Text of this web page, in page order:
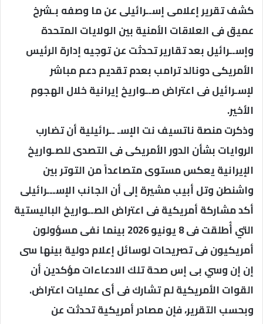
كشف تقرير إعلامى إســرائيلى عن ما وصفه بـشرخ
عميق فى العلاقات الأمنية بين الولايات المتحدة
وإســرائيل بعد تقارير تحدثت عن توجيه إدارة الرئيس
الأمريكى دونالد ترامب بعدم تقديم دعم مباشر
لإسـرائيل فى اعتراض صــواريخ إيرانية خلال الهجوم
الأخير.
وذكرت منصة ناتسيف نت الإسـ ــرائيلية أن تضارب
الروايات بشأن الدور الأمريكى فى التصدى للصـواريخ
الإيرانية يعكس مستوى متصاعداً من التوتر بين
واشنطن وتل أبيب مشيرة إلى أن الجانب الإســـرائيلى
أكد مشاركة أمريكية فى اعتراض الصــواريخ الباليستية
التي أُطلقت فى 8 يونيو 2026 بينما نفى مسؤولون
أمريكيون فى تصريحات لوسائل إعلام دولية بينها سى
إن إن وسي بى إس صحة تلك الادعاءات مؤكدين أن
القوات الأمريكية لم تشارك فى أى عمليات اعتراض.
وبحسب التقرير، فإن مصادر أمريكية تحدثت عن